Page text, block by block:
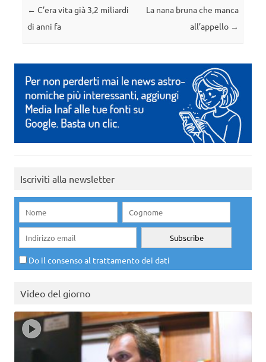
Navigazione articolo
← C’era vita già 3,2 miliardi
di anni fa
La nana bruna che manca
all’appello →
Iscriviti alla newsletter
Do il consenso al trattamento dei dati
Video del giorno